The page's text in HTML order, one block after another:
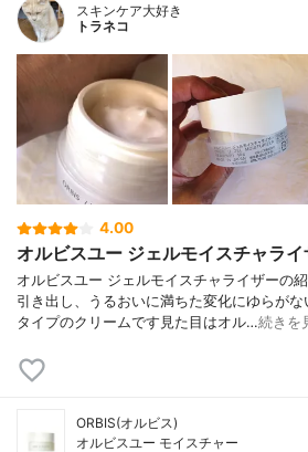
スキンケア大好き
トラネコ
4.00
オルビスユー ジェルモイスチャライ
オルビスユー ジェルモイスチャライザーの
引き出し、うるおいに満ちた変化にゆらが
タイプのクリームです見た目はオル…続きを
ORBIS(オルビス)
オルビスユー モイスチャー